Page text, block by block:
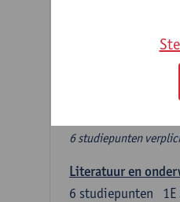
Verplicht
Deze 6 verplichte
6 studiepunten
Literatuur en
1E
6 studiepunten